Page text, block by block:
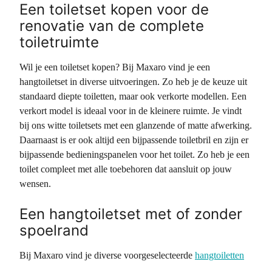
Een toiletset kopen voor de
renovatie van de complete
toiletruimte
Wil je een toiletset kopen? Bij Maxaro vind je een
hangtoiletset in diverse uitvoeringen. Zo heb je de keuze uit
standaard diepte toiletten, maar ook verkorte modellen. Een
verkort model is ideaal voor in de kleinere ruimte. Je vindt
bij ons witte toiletsets met een glanzende of matte afwerking.
Daarnaast is er ook altijd een bijpassende toiletbril en zijn er
bijpassende bedieningspanelen voor het toilet. Zo heb je een
toilet compleet met alle toebehoren dat aansluit op jouw
wensen.
Een hangtoiletset met of zonder
spoelrand
Bij Maxaro vind je diverse voorgeselecteerde hangtoiletten